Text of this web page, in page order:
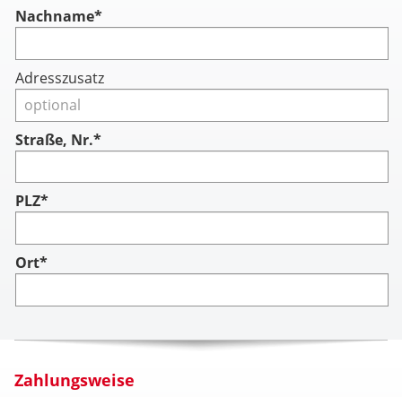
Nachname*
Adresszusatz
Straße, Nr.*
PLZ*
Ort*
Zahlungsweise